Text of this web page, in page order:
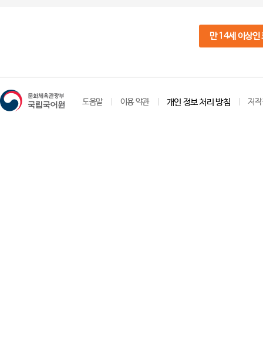
만 14세 이상인
도움말 이용 약관 개인 정보 처리 방침 저